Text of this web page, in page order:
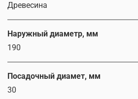
Древесина
Наружный диаметр, мм
190
Посадочный диамет, мм
30